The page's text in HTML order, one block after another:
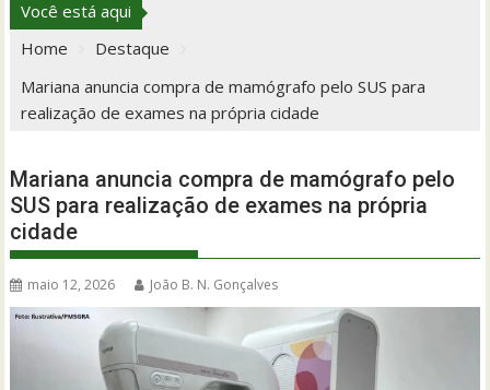
Você está aqui
Home
Destaque
Mariana anuncia compra de mamógrafo pelo SUS para
realização de exames na própria cidade
Mariana anuncia compra de mamógrafo pelo
SUS para realização de exames na própria
cidade
maio 12, 2026 João B. N. Gonçalves